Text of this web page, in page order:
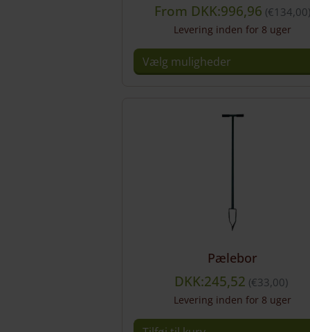
From DKK:996,96 €134,00
Levering inden for 8 uger
Vælg muligheder
Pælebor
DKK:245,52 €33,00
Levering inden for 8 uger